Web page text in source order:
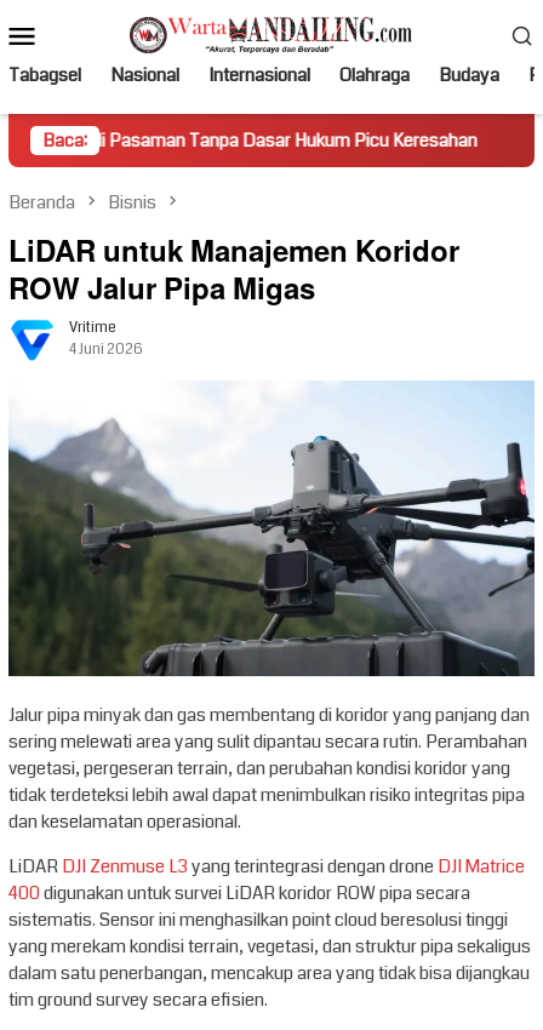
ke
kontenMobile
Tabagsel Nasional Internasional Olahraga Budaya
Baca:Tanpa Dasar Hukum Picu Keresahan Truk Miring
Beranda Bisnis
LiDAR untuk Manajemen Koridor
ROW Jalur Pipa Migas
Vritime
4 Juni 2026
Jalur pipa minyak dan gas membentang di koridor yang panjang dan
sering melewati area yang sulit dipantau secara rutin. Perambahan
vegetasi, pergeseran terrain, dan perubahan kondisi koridor yang
tidak terdeteksi lebih awal dapat menimbulkan risiko integritas pipa
dan keselamatan operasional.
LiDARDJI Zenmuse L3yang terintegrasi dengan drone DJI Matrice
400digunakan untuk survei LiDAR koridor ROW pipa secara
sistematis. Sensor ini menghasilkan point cloud beresolusi tinggi
yang merekam kondisi terrain, vegetasi, dan struktur pipa sekaligus
dalam satu penerbangan, mencakup area yang tidak bisa dijangkau
tim ground survey secara efisien.